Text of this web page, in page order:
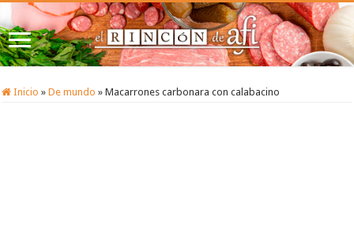
Inicio » De mundo » Macarrones carbonara con calabacino